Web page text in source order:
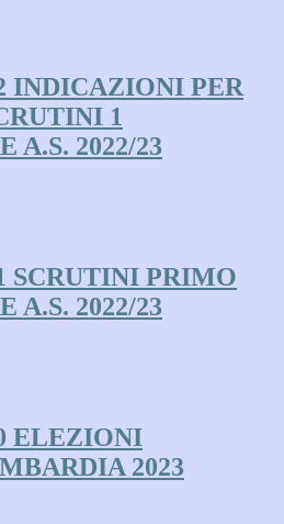
INDICAZIONI PER
1
A.S. 2022/23
SCRUTINI PRIMO
A.S. 2022/23
ELEZIONI
2023